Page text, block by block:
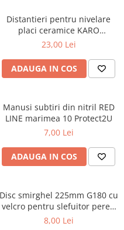
Distantieri pentru nivelare
placi ceramice KARO
100buc/set – 1.5mm
23,00 Lei
ADAUGA IN COS
Manusi subtiri din nitril RED
LINE marimea 10 Protect2U
7,00 Lei
ADAUGA IN COS
Disc smirghel 225mm G180 cu
velcro pentru slefuitor pereti
Faster Tools
8,00 Lei